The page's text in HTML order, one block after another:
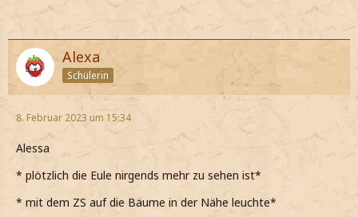
Alexa
Schülerin
8. Februar 2023 um 15:34
Alessa
* plötzlich die Eule nirgends mehr zu sehen ist*
* mit dem ZS auf die Bäume in der Nähe leuchte*